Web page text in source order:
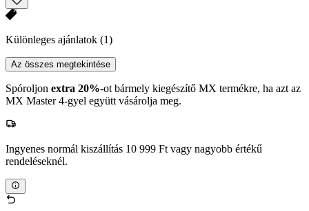
Különleges ajánlatok (1)
Az összes megtekintése
Spóroljon extra 20%-ot bármely kiegészítő MX termékre, ha azt az
MX Master 4-gyel együtt vásárolja meg.
Ingyenes normál kiszállítás 10 999 Ft vagy nagyobb értékű
rendeléseknél.